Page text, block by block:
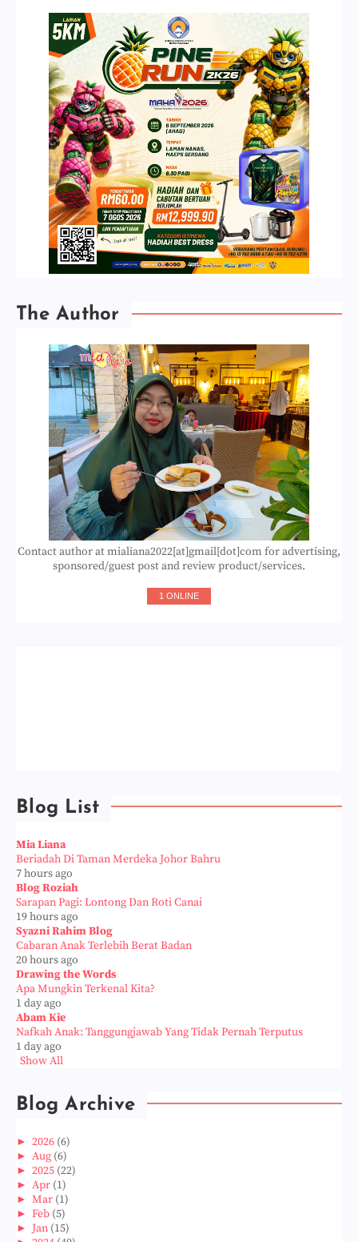
The Author
Contact author at mialiana2022[at]gmail[dot]com for advertising,
sponsored/guest post and review product/services.
1 ONLINE
Blog List
Mia Liana
Beriadah Di Taman Merdeka Johor Bahru
7 hours ago
Blog Roziah
Sarapan Pagi: Lontong Dan Roti Canai
19 hours ago
Syazni Rahim Blog
Cabaran Anak Terlebih Berat Badan
20 hours ago
Drawing the Words
Apa Mungkin Terkenal Kita?
1 day ago
Abam Kie
Nafkah Anak: Tanggungjawab Yang Tidak Pernah Terputus
1 day ago
Show All
Blog Archive
► 2026 (6)
► Aug (6)
► 2025 (22)
► Apr (1)
► Mar (1)
► Feb (5)
► Jan (15)